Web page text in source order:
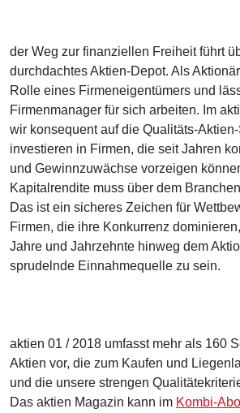
der Weg zur finanziellen Freiheit führt
durchdachtes Aktien-Depot. Als
Rolle eines Firmeneigentümers und
Firmenmanager für sich arbeiten. Im
wir konsequent auf die Qualitäts-
investieren in Firmen, die seit Jahren
und Gewinnzuwächse vorzeigen
Kapitalrendite muss über dem
Das ist ein sicheres Zeichen für
Firmen, die ihre Konkurrenz
Jahre und Jahrzehnte hinweg dem
sprudelnde Einnahmequelle zu sein.
aktien 01 / 2018 umfasst mehr als 160
Aktien vor, die zum Kaufen und
und die unsere strengen
Das aktien Magazin kann im Kombi-